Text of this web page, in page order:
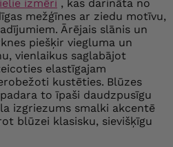
izmēri , kas darināta no
mežģīnes ar ziedu motīvu,
Ārējais slānis un
piešķir viegluma un
vienlaikus saglabājot
elastīgajam
kustēties. Blūzes
to īpaši daudzpusīgu
izgriezums smalki akcentē
blūzei ​​klasisku, sievišķīgu